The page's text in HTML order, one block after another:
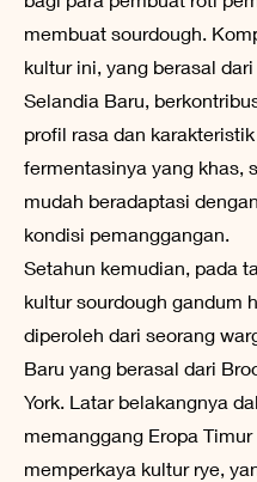
membuat sourdough.
kultur ini, yang berasal
Selandia Baru,
profil rasa dan karakteristik
fermentasinya yang khas,
mudah beradaptasi
kondisi pemanggangan.
Setahun kemudian, pada
kultur sourdough gandum
diperoleh dari seorang
Baru yang berasal dari
York. Latar belakangnya
memanggang Eropa Timur
memperkaya kultur rye,